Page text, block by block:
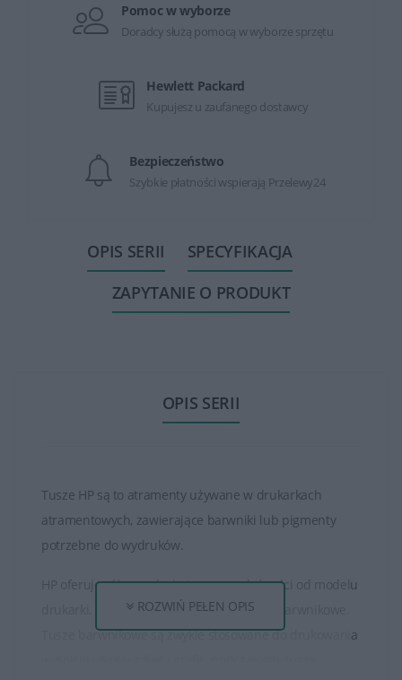
Pomoc w wyborze
Doradcy służą pomocą w wyborze sprzętu
Hewlett Packard
Kupujesz u zaufanego dostawcy
Bezpieczeństwo
Szybkie płatności wspierają Przelewy24
OPIS SERII
SPECYFIKACJA
ZAPYTANIE O PRODUKT
OPIS SERII
Tusze HP są to atramenty używane w drukarkach
atramentowych, zawierające barwniki lub pigmenty
potrzebne do wydruków.
HP oferuje różne rodzaje tuszy, w zależności od modelu
drukarki. Istnieją tusze pigmentowe oraz barwnikowe.
Tusze barwnikowe są zwykle stosowane do drukowania
ROZWIŃ PEŁEN OPIS